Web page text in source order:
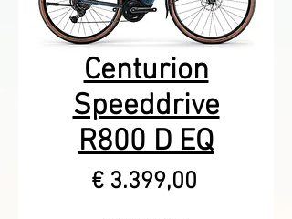
Centurion
Speeddrive
R800 D EQ
€ 3.399,00Prijs